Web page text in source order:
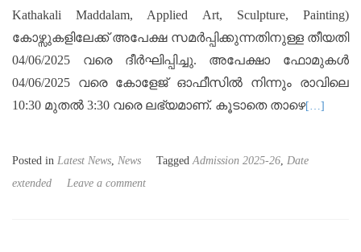
Kathakali Maddalam, Applied Art, Sculpture, Painting)
കോഴ്സുകളിലേക്ക് അപേക്ഷ സമർപ്പിക്കുന്നതിനുള്ള തീയതി
04/06/2025 വരെ ദീർഘിപ്പിച്ചു. അപേക്ഷാ ഫോമുകൾ
04/06/2025 വരെ കോളേജ് ഓഫീസിൽ നിന്നും രാവിലെ
10:30 മുതൽ 3:30 വരെ ലഭ്യമാണ്. കൂടാതെ താഴെ[…]
Posted in Latest News, News TaggedAdmission 2025-26, Date
extended
Leave a comment